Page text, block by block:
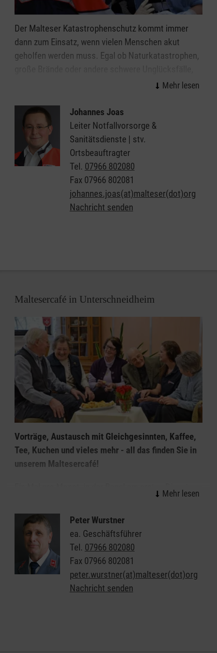
Der Malteser Katastrophenschutz kommt immer
dann zum Einsatz, wenn vielen Menschen akut
geholfen werden muss. Egal ob Naturkatastrophen,
die ehrenamtlichen Einsatzkräfte helfen bei allen
Rettungsdienst nicht ausreichen.
Organisiert in einzelnen Einsatzgruppen sind unsere
Helferinnen und Helfer Spezialisten in den Bereichen
Sanitätsdienst, Technik, Betreuung und
Kommunikation/Führung. In all diesen Bereichen
suchen wir immer Menschen, die im Fall der Fälle
bereit sind, sich für ihre Mitmenschen zu
Johannes Joas
Leiter Notfallvorsorge &
Sanitätsdienste | stv.
Ortsbeauftragter
Tel. 07966 802080
Fax 07966 802081
johannes.joas(at)malteser(dot)org
Nachricht senden
Maltesercafé in Unterschneidheim
Vorträge, Austausch mit Gleichgesinnten, Kaffee,
Tee, Kuchen und vieles mehr - all das finden Sie in
unserem Maltesercafé!
Ein Mal pro Monat, in der Regel am ersten Dienstag
des Monats, veranstalten die Malteser ein
Begegnungscafé für Seniorinnen und Senioren im
Sozialzentrum. Auf dem Programm stehen
oft Vorträge von lokalen Referenten, ferner gibt es
Weihnachts- und Faschingsfeiern. Die große Zahl an
Besuchern, von denen viele Stammgäste sind, zeigt,
dass wir ein interessantes, ansprechendes
Programm bieten, das unseren Gästen gefällt.
Peter Wurstner
ea. Geschäftsführer
Tel. 07966 802080
Fax 07966 802081
peter.wurstner(at)malteser(dot)org
Nachricht senden